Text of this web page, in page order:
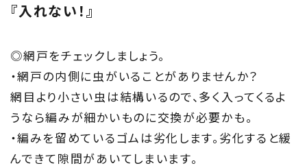
私たちの取り組み
Information
家づくりに役立つ情報
Maintenance
家のメンテナンス
『入れない！』
◎網戸をチェックしましょう。
・網戸の内側に虫がいることがありませんか？
網目より小さい虫は結構いるので、多く入ってくるよ
うなら編みが細かいものに交換が必要かも。
・編みを留めているゴムは劣化します。劣化すると緩
んできて隙間があいてしまいます。